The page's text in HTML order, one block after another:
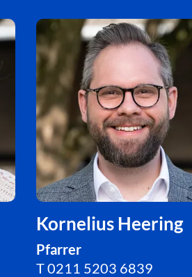
Kornelius Heering
Pfarrer
T 0211 5203 6839